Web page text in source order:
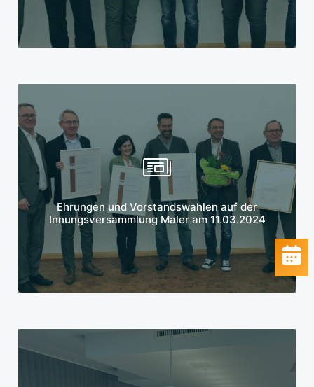
Ehrungen und Vorstandswahlen auf der
Innungsversammlung Maler am 11.03.2024
Mehr erfahren